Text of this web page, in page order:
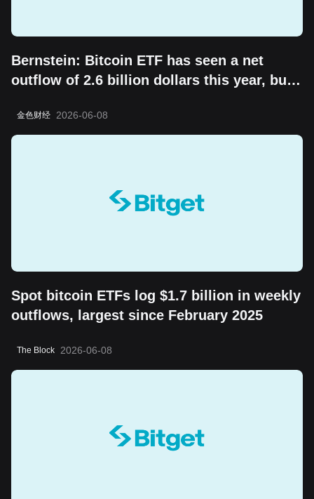
Bernstein: Bitcoin ETF has seen a net
outflow of 2.6 billion dollars this year, but
long-term value storage attribute
金色财经 2026-06-08
Spot bitcoin ETFs log $1.7 billion in weekly
outflows, largest since February 2025
The Block 2026-06-08